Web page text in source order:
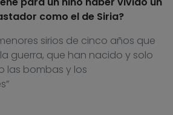
como el de Siria?
sirios de cinco años que
guerra, que han nacido y solo
las bombas y los